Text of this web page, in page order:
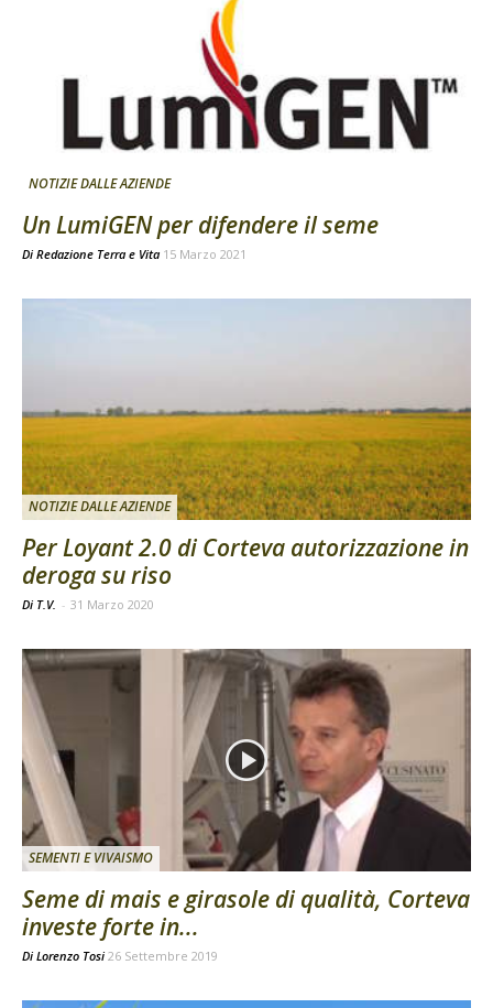
NOTIZIE DALLE AZIENDE
Un LumiGEN per difendere il seme
Di Redazione Terra e Vita 15 Marzo 2021
NOTIZIE DALLE AZIENDE
Per Loyant 2.0 di Corteva autorizzazione in
deroga su riso
Di T.V. - 31 Marzo 2020
SEMENTI E VIVAISMO
Seme di mais e girasole di qualità, Corteva
investe forte in...
Di Lorenzo Tosi 26 Settembre 2019